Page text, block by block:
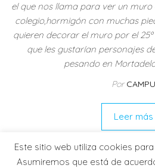
el que nos llama para ver un
colegio,hormigón con muchas
quieren decorar el muro por el
que les gustarían personajes
pesando en
Por CAMPU
Leer más
Este sitio web utiliza cookies
Asumiremos que está de